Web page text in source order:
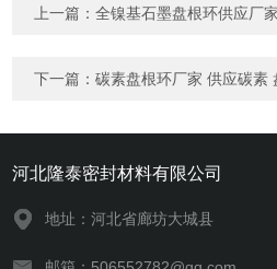
上一篇：全镍基石墨盘根环供应厂家
下一篇：碳素盘根环厂家 供应碳素
河北隆泰密封材料有限公司
地址：河北省廊坊大城县